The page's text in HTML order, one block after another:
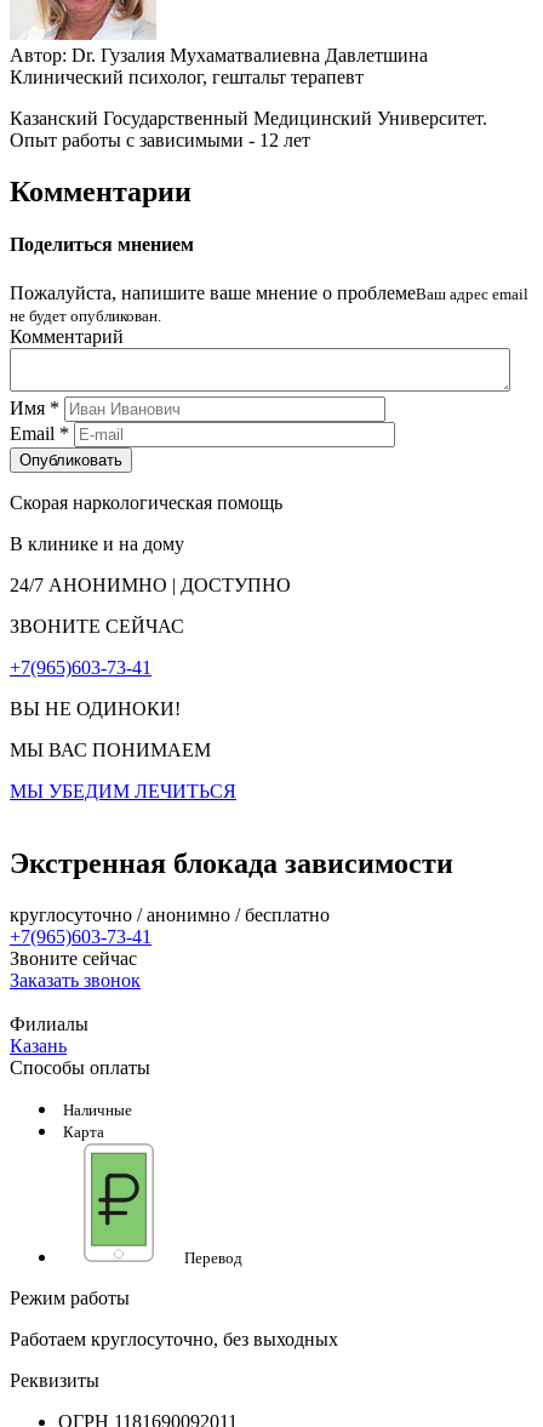
Автор: Dr. Гузалия Мухаматвалиевна Давлетшина
Клинический психолог, гештальт терапевт
Казанский Государственный Медицинский Университет.
Опыт работы с зависимыми - 12 лет
Комментарии
Поделиться мнением
Пожалуйста, напишите ваше мнение о проблемеВаш адрес email
не будет опубликован.
Комментарий
Имя *
Email *
Скорая наркологическая помощь
В клинике и на дому
24/7 АНОНИМНО | ДОСТУПНО
ЗВОНИТЕ СЕЙЧАС
+7(965)603-73-41
ВЫ НЕ ОДИНОКИ!
МЫ ВАС ПОНИМАЕМ
МЫ УБЕДИМ ЛЕЧИТЬСЯ
Экстренная блокада зависимости
круглосуточно / анонимно / бесплатно
+7(965)603-73-41
Звоните сейчас
Заказать звонок
Филиалы
Казань
Способы оплаты
Наличные
Карта
Перевод
Режим работы
Работаем круглосуточно, без выходных
Реквизиты
ОГРН 1181690092011